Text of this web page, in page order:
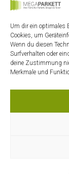
Um dir ein optimales
Cookies, um
Wenn du diesen
Surfverhalten oder
deine Zustimmung
Merkmale und